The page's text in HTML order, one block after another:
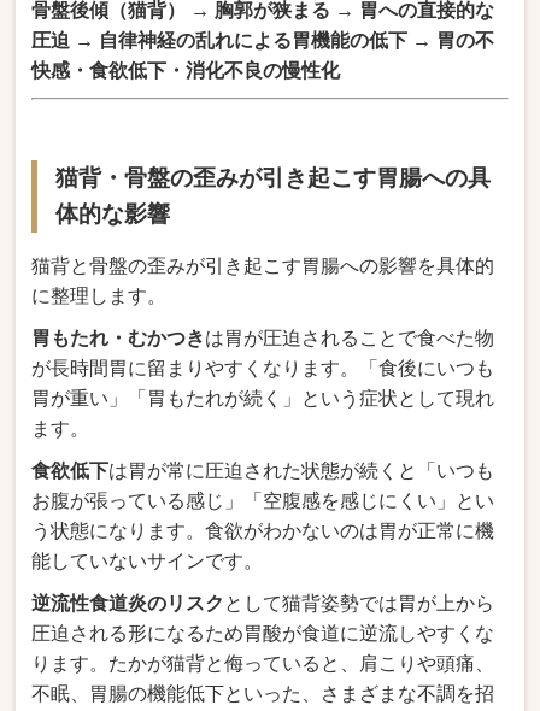
骨盤後傾（猫背） → 胸郭が狭まる → 胃への直接的な
圧迫 → 自律神経の乱れによる胃機能の低下 → 胃の不
快感・食欲低下・消化不良の慢性化
猫背・骨盤の歪みが引き起こす胃腸への具
体的な影響
猫背と骨盤の歪みが引き起こす胃腸への影響を具体的
に整理します。
胃もたれ・むかつきは胃が圧迫されることで食べた物
が長時間胃に留まりやすくなります。「食後にいつも
胃が重い」「胃もたれが続く」という症状として現れ
ます。
食欲低下は胃が常に圧迫された状態が続くと「いつも
お腹が張っている感じ」「空腹感を感じにくい」とい
う状態になります。食欲がわかないのは胃が正常に機
能していないサインです。
逆流性食道炎のリスク として猫背姿勢では胃が上から
圧迫される形になるため胃酸が食道に逆流しやすくな
ります。たかが猫背と侮っていると、肩こりや頭痛、
不眠、胃腸の機能低下といった、さまざまな不調を招